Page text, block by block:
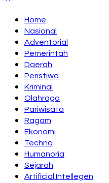
Home
Nasional
Adventorial
Pemerintah
Daerah
Peristiwa
Kriminal
Olahraga
Pariwisata
Ragam
Ekonomi
Techno
Humanoria
Sejarah
Artificial Intellegen